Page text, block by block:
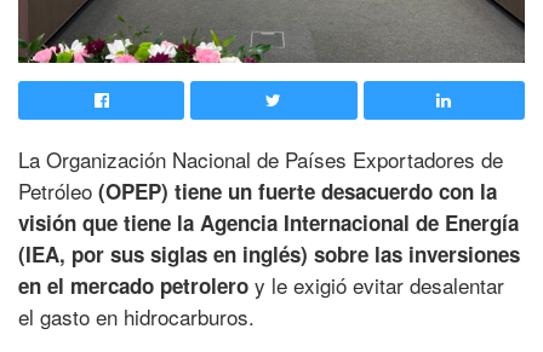
La Organización Nacional de Países Exportadores de
Petróleo (OPEP) tiene un fuerte desacuerdo con la
visión que tiene la Agencia Internacional de Energía
(IEA, por sus siglas en inglés) sobre las inversiones
en el mercado petrolero y le exigió evitar desalentar
el gasto en hidrocarburos.